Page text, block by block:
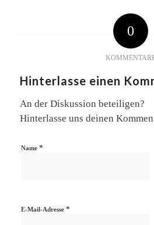
0
Hinterlasse einen
An der Diskussion beteiligen?
Hinterlasse uns deinen
Name *
E-Mail-Adresse *